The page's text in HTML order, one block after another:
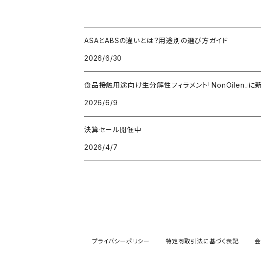
ASAとABSの違いとは？用途別の選び方ガイド
2026/6/30
食品接触用途向け生分解性フィラメント「NonOilen」に
2026/6/9
決算セール開催中
2026/4/7
プライバシーポリシー 特定商取引法に基づく表記